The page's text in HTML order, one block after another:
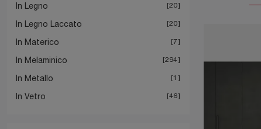
In Legno 20
In Legno Laccato 20
In Materico 7
In Melaminico 294
In Metallo 1
In Vetro 46